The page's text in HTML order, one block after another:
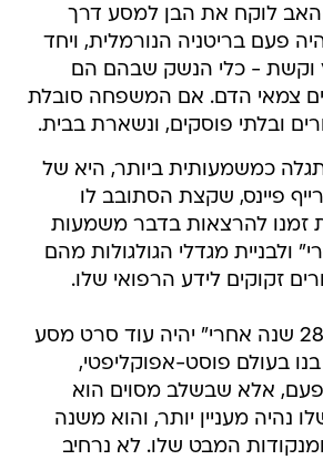
לוקח את הבן למסע דרך
פעם בריטניה הנורמלית, ויחד
וקשת - כלי הנשק שבהם הם
צמאי הדם. אם המשפחה סובלת
ובלתי פוסקים, ונשארת בבית.
כמשמעותית ביותר, היא של
פיינס, שקצת הסתובב לו
זמנו להרצאות בדבר משמעות
ולבניית מגדלי הגולגולות מהם
זקוקים לידע הרפואי שלו.
בתחילה נראה ש"28 שנה אחרי" יהיה עוד סרט מסע
בעולם פוסט-אפוקליפטי,
אלא שבשלב מסוים הוא
נהיה מעניין יותר, והוא משנה
המבט שלו. לא נרחיב